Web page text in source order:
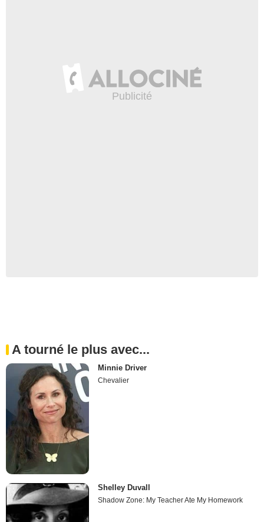
A tourné le plus avec...
Minnie Driver
Chevalier
Shelley Duvall
Shadow Zone: My Teacher Ate My Homework